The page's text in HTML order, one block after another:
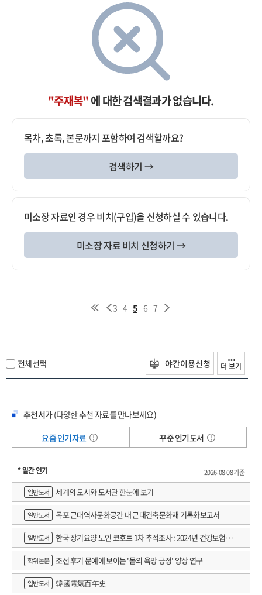
"주재복"에 대한 검색결과가 없습니다.
목차, 초록, 본문까지 포함하여 검색할까요?
검색하기 →
미소장 자료인 경우 비치(구입)을 신청하실 수 있습니다.
미소장 자료 비치 신청하기 →
3 4 5 6 7
전체선택 야간이용신청 더 보기
추천서가(다양한 추천 자료를 만나보세요)
요즘 인기자료
꾸준 인기도서
* 일간 인기
2026-08-08 기준
일반도서
세계의 도시와 도서관 한눈에 보기
일반도서 목포 근대역사문화공간 내 근대건축문화재 기록화보고서
일반도서
한국 장기요양 노인 코호트 1차 추적조사 : 2024년 건강보험연
구원 정규연구보고서
학위논문 조선 후기 문예에 보이는 '몸의 욕망 긍정' 양상 연구
일반도서 韓國電氣百年史